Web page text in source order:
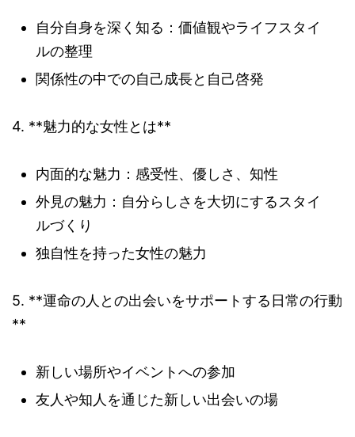
自分自身を深く知る：価値観やライフスタイ
ルの整理
関係性の中での自己成長と自己啓発
4. **魅力的な女性とは**
内面的な魅力：感受性、優しさ、知性
外見の魅力：自分らしさを大切にするスタイ
ルづくり
独自性を持った女性の魅力
5. **運命の人との出会いをサポートする日常の行動
**
新しい場所やイベントへの参加
友人や知人を通じた新しい出会いの場